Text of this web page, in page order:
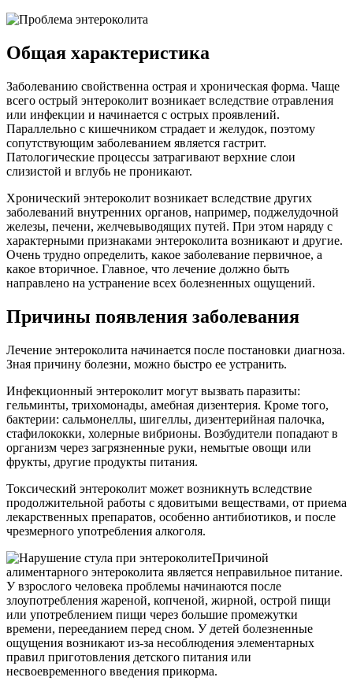
Общая характеристика
Заболеванию свойственна острая и хроническая форма. Чаще
всего острый энтероколит возникает вследствие отравления
или инфекции и начинается с острых проявлений.
Параллельно с кишечником страдает и желудок, поэтому
сопутствующим заболеванием является гастрит.
Патологические процессы затрагивают верхние слои
слизистой и вглубь не проникают.
Хронический энтероколит возникает вследствие других
заболеваний внутренних органов, например, поджелудочной
железы, печени, желчевыводящих путей. При этом наряду с
характерными признаками энтероколита возникают и другие.
Очень трудно определить, какое заболевание первичное, а
какое вторичное. Главное, что лечение должно быть
направлено на устранение всех болезненных ощущений.
Причины появления заболевания
Лечение энтероколита начинается после постановки диагноза.
Зная причину болезни, можно быстро ее устранить.
Инфекционный энтероколит могут вызвать паразиты:
гельминты, трихомонады, амебная дизентерия. Кроме того,
бактерии: сальмонеллы, шигеллы, дизентерийная палочка,
стафилококки, холерные вибрионы. Возбудители попадают в
организм через загрязненные руки, немытые овощи или
фрукты, другие продукты питания.
Токсический энтероколит может возникнуть вследствие
продолжительной работы с ядовитыми веществами, от приема
лекарственных препаратов, особенно антибиотиков, и после
чрезмерного употребления алкоголя.
Причиной
алиментарного энтероколита является неправильное питание.
У взрослого человека проблемы начинаются после
злоупотребления жареной, копченой, жирной, острой пищи
или употреблением пищи через большие промежутки
времени, перееданием перед сном. У детей болезненные
ощущения возникают из-за несоблюдения элементарных
правил приготовления детского питания или
несвоевременного введения прикорма.